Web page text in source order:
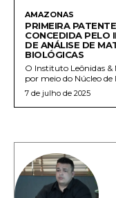
AMAZONAS
PRIMEIRA
CONCEDIDA PELO
DE ANÁLISE DE
BIOLÓGICAS
O Instituto Leônidas &
por meio do Núcleo de
7 de julho de 2025